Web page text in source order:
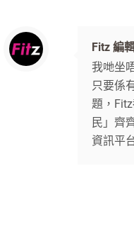
Fitz 編
我哋坐
只要係
題，
民」齊
資訊平